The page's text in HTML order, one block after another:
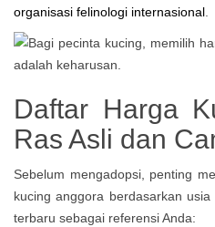
organisasi felinologi internasional.
Daftar Harga
Ras Asli dan
Sebelum mengadopsi, penting
kucing anggora berdasarkan
terbaru sebagai referensi Anda: